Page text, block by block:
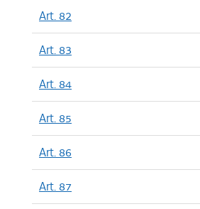
Art. 82
Art. 83
Art. 84
Art. 85
Art. 86
Art. 87